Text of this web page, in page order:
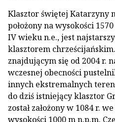
Klasztor świętej Katarzyny
położony na wysokości
IV wieku n.e., jest
klasztorem
znajdującym się od 2004 r.
wczesnej obecności
innych ekstremalnych
do dziś istniejący klasztor
został założony w 1084 r.
wysokości 1000 m n.p.m.